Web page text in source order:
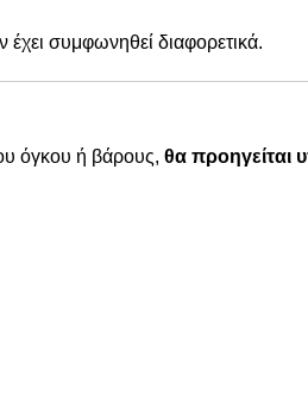
έχει συμφωνηθεί διαφορετικά.
όγκου ή βάρους, θα προηγείται